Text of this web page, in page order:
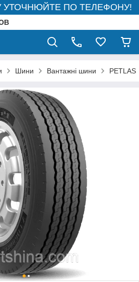
УТОЧНЮЙТЕ ПО ТЕЛЕФОНУ!
Шини Вантажні шини PETLAS